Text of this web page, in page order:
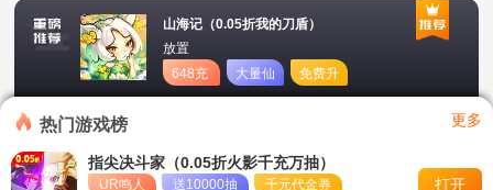
转游活动
新区首日十倍超值返利
山海记（0.05折我的刀盾）
放置
648充
值卡
大量仙
玉
免费升
星
热门游戏榜 更多
指尖决斗家（0.05折火影千充万抽）
UR鸣人 送10000抽 千元代金券 打开